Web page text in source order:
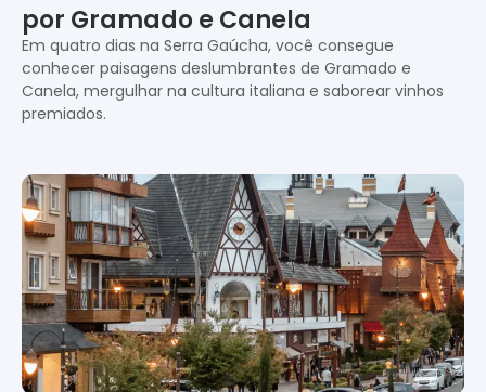
por Gramado e Canela
Em quatro dias na Serra Gaúcha, você consegue
conhecer paisagens deslumbrantes de Gramado e
Canela, mergulhar na cultura italiana e saborear vinhos
premiados.